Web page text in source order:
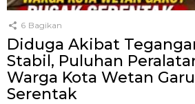
6 Bagikan
Diduga Akibat
Stabil, Puluhan
Warga Kota Wetan
Serentak